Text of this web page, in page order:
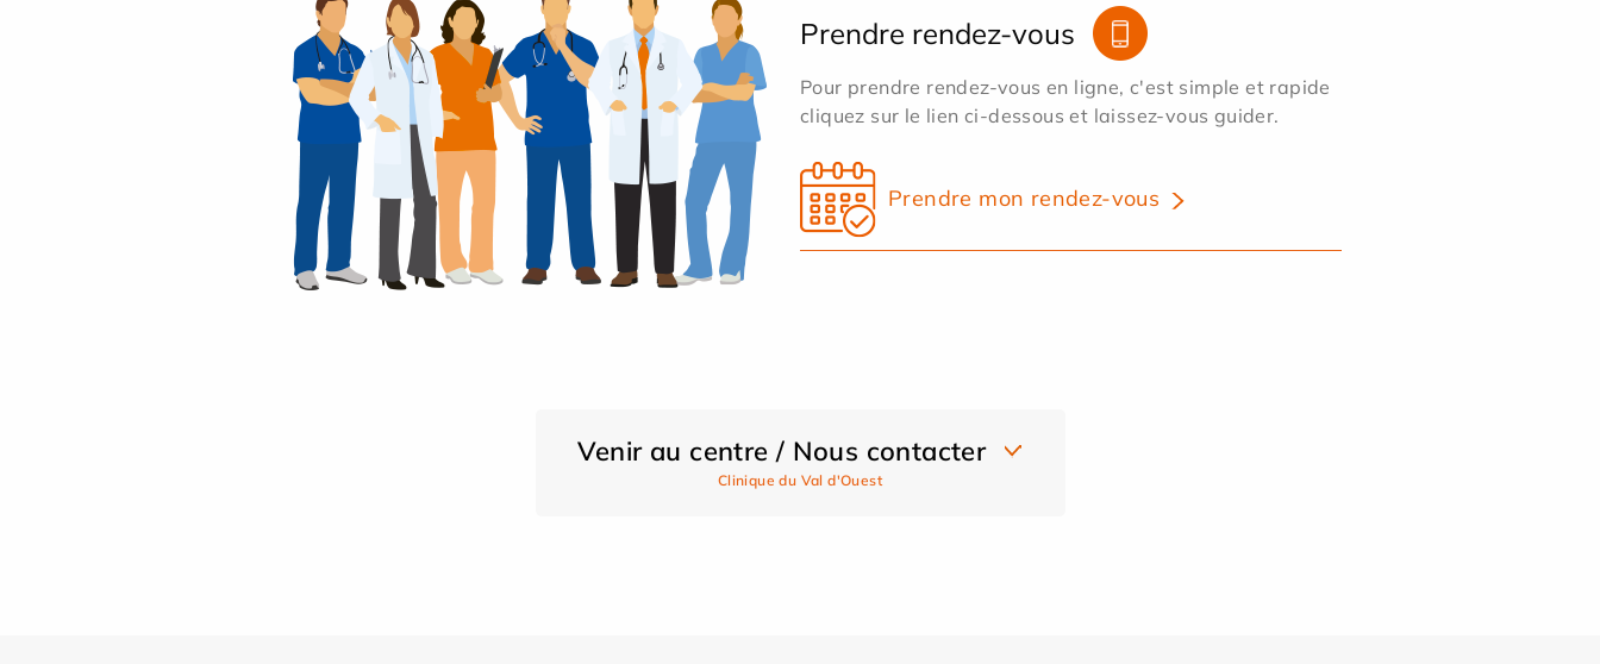
Prendre rendez-vous
Pour prendre rendez-vous en ligne, c'est simple et rapide
cliquez sur le lien ci-dessous et laissez-vous guider.
Prendre mon rendez-vous
Venir au centre / Nous contacter
Clinique du Val d'Ouest